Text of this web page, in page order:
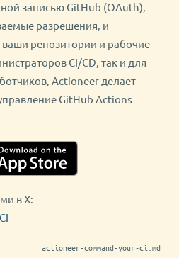
записью GitHub (OAuth),
разрешения, и
репозитории и рабочие
CI/CD, так и для
Actioneer делает
GitHub Actions
в X:
actioneer-command-your-ci.md